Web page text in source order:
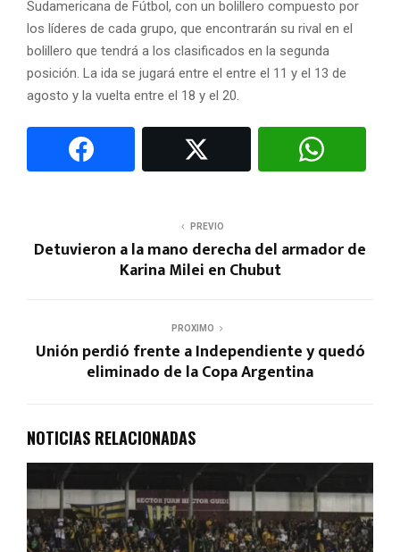
Sudamericana de Fútbol, con un bolillero compuesto por
los líderes de cada grupo, que encontrarán su rival en el
bolillero que tendrá a los clasificados en la segunda
posición. La ida se jugará entre el entre el 11 y el 13 de
agosto y la vuelta entre el 18 y el 20.
PREVIO
Detuvieron a la mano derecha del armador de
Karina Milei en Chubut
PROXIMO
Unión perdió frente a Independiente y quedó
eliminado de la Copa Argentina
NOTICIAS RELACIONADAS